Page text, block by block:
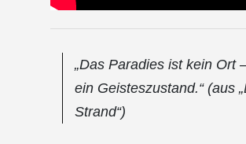
„Das Paradies ist kein Ort
ein Geisteszustand.“ (aus
Strand“)